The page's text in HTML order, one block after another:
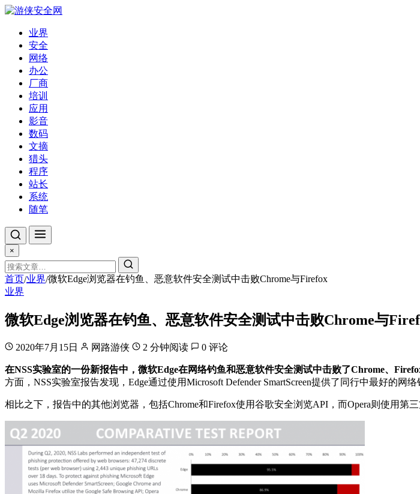
业界
安全
网络
办公
厂商
培训
应用
影音
数码
文摘
猎头
程序
站长
系统
随笔
×
首页/业界/微软Edge浏览器在钓鱼、恶意软件安全测试中击败Chrome与Firefox
业界
微软Edge浏览器在钓鱼、恶意软件安全测试中击败Chrome与
2020年7月15日 网路游侠 2 分钟阅读 0 评论
在NSS实验室的一份新报告中，微软Edge在网络钓鱼和恶意软件安全测试中击败了Chrome、
方面，NSS实验室报告发现，Edge通过使用Microsoft Defender SmartScreen提供了同行中最好的网络
相比之下，报告中的其他浏览器，包括Chrome和Firefox使用谷歌安全浏览API，而Opera则使用第三